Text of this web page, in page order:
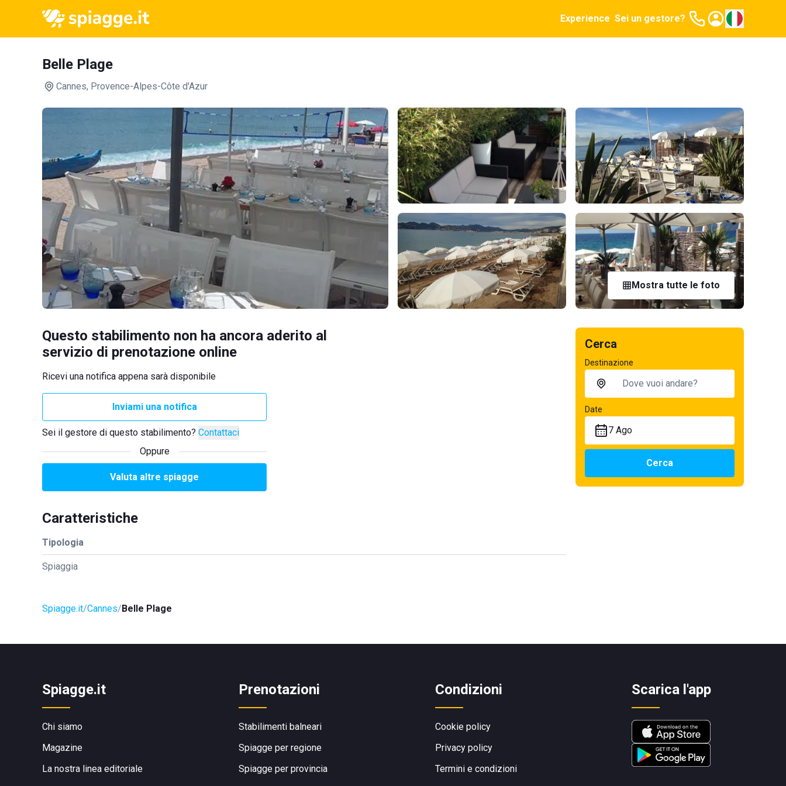
Experience Sei un gestore?
Belle Plage
Cannes, Provence-Alpes-Côte d'Azur
Mostra tutte le foto
Questo stabilimento non ha ancora aderito al
servizio di prenotazione online
Ricevi una notifica appena sarà disponibile
Inviami una notifica
Sei il gestore di questo stabilimento? Contattaci
Oppure
Valuta altre spiagge
Caratteristiche
Tipologia
Spiaggia
Spiagge.it Cannes Belle Plage
Cerca
Destinazione
Date
7 Ago
Cerca
Spiagge.it
Chi siamo
Magazine
La nostra linea editoriale
Prenotazioni
Stabilimenti balneari
Spiagge per regione
Spiagge per provincia
Condizioni
Cookie policy
Privacy policy
Termini e condizioni
Scarica l'app